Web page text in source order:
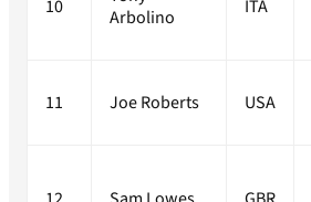
10
Arbolino
ITA
11 Joe Roberts USA